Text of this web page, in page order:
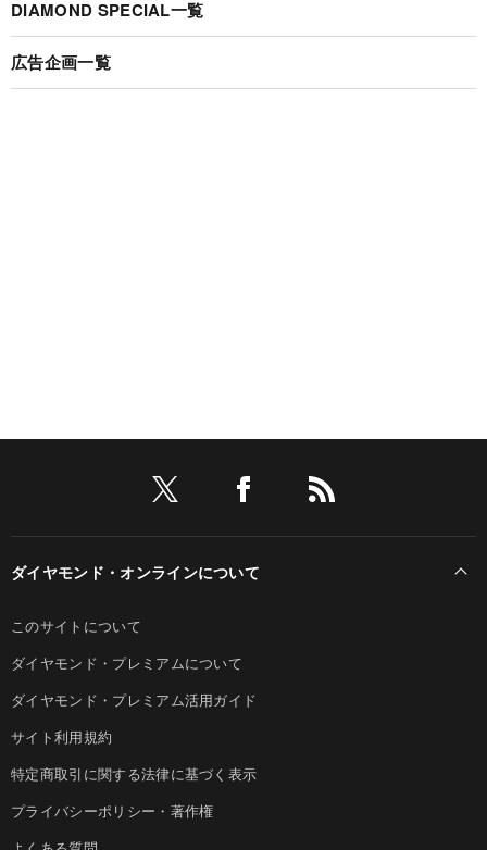
DIAMOND SPECIAL一覧
広告企画一覧
ダイヤモンド・オンラインについて
このサイトについて
ダイヤモンド・プレミアムについて
ダイヤモンド・プレミアム活用ガイド
サイト利用規約
特定商取引に関する法律に基づく表示
プライバシーポリシー・著作権